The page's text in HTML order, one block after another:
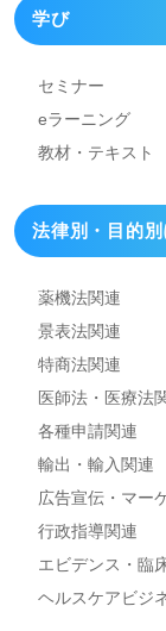
学び
セミナー
eラーニング
教材・テキスト
法律別・目的
薬機法関連
景表法関連
特商法関連
医師法・医療法
各種申請関連
輸出・輸入関連
広告宣伝・マー
行政指導関連
エビデンス・臨
ヘルスケアビジ